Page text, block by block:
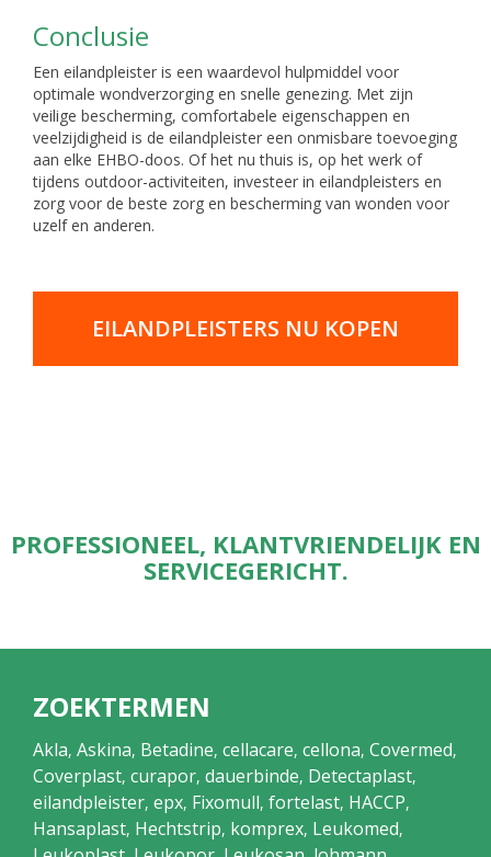
Conclusie
Een eilandpleister is een waardevol hulpmiddel voor
optimale wondverzorging en snelle genezing. Met zijn
veilige bescherming, comfortabele eigenschappen en
veelzijdigheid is de eilandpleister een onmisbare toevoeging
aan elke EHBO-doos. Of het nu thuis is, op het werk of
tijdens outdoor-activiteiten, investeer in eilandpleisters en
zorg voor de beste zorg en bescherming van wonden voor
uzelf en anderen.
EILANDPLEISTERS NU KOPEN
PROFESSIONEEL, KLANTVRIENDELIJK EN
SERVICEGERICHT.
ZOEKTERMEN
Akla, Askina, Betadine, cellacare, cellona, Covermed,
Coverplast, curapor, dauerbinde, Detectaplast,
eilandpleister, epx, Fixomull, fortelast, HACCP,
Hansaplast, Hechtstrip, komprex, Leukomed,